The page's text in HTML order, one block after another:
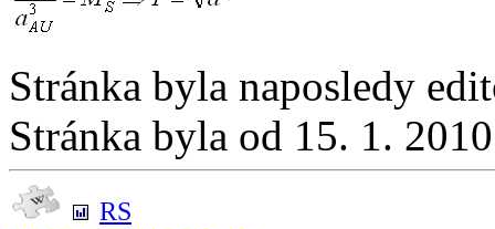
Stránka byla naposledy
Stránka byla od 15. 1.
RS